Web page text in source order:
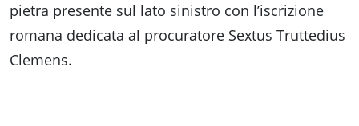
pietra presente sul lato sinistro con l’iscrizione
romana dedicata al procuratore Sextus Truttedius
Clemens.